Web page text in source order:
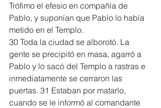
Trófimo el efesio en compañía de
Pablo, y suponían que Pablo lo había
metido en el Templo.
30 Toda la ciudad se alborotó. La
gente se precipitó en masa, agarró a
Pablo y lo sacó del Templo a rastras e
inmediatamente se cerraron las
puertas. 31 Estaban por matarlo,
cuando se le informó al comandante